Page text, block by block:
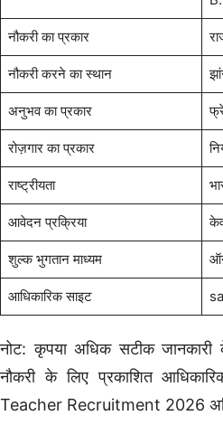
नौकरी का प्रकार
नौकरी करने का स्थान
अनुभव का प्रकार
रोज़गार का प्रकार
राष्ट्रीयता
आवेदन प्रक्रिया
शुल्क भुगतान माध्यम
आधिकारिक साइट
नोट: कृपया अधिक सटीक
नौकरी के लिए प्रकाशित
Teacher Recruitment 2026